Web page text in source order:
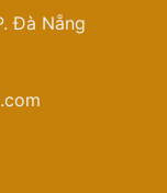
Đà Nẵng